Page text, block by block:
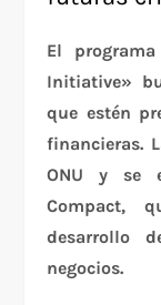
El
Initiative»
que estén
financieras.
ONU y se
Compact,
desarrollo
negocios.